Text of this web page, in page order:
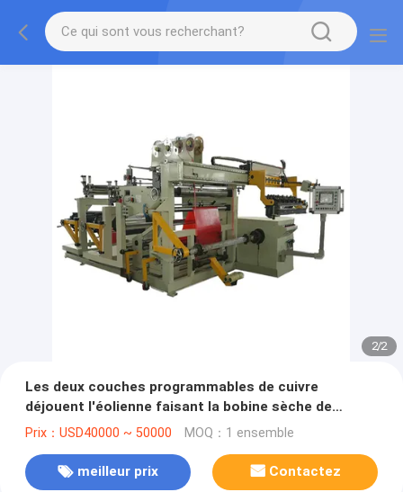
2/2
Les deux couches programmables de cuivre
déjouent l'éolienne faisant la bobine sèche de
transformateur
Prix：USD40000 ~ 50000 MOQ：1 ensemble
meilleur prix Contactez